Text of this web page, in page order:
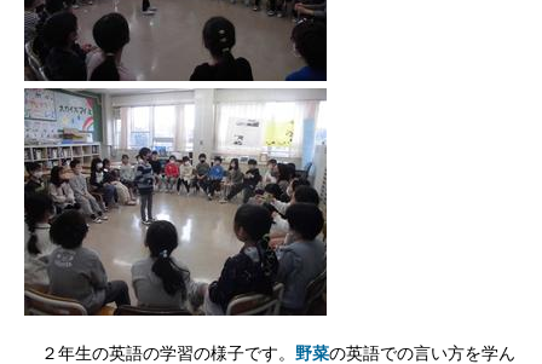
２年生の英語の学習の様子です。 野菜の英語での言い方を学ん